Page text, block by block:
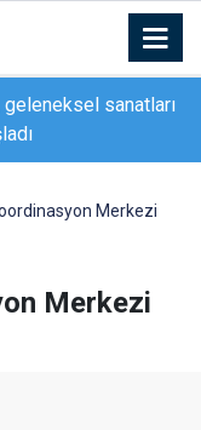
sanatları
bal
Merkezi
Merkezi